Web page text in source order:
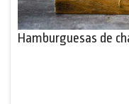
Hamburguesas de